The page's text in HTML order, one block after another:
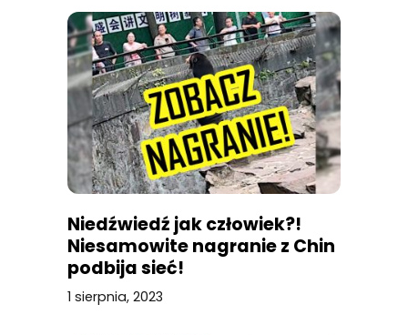
Niedźwiedź jak człowiek?!
Niesamowite nagranie z Chin
podbija sieć!
1 sierpnia, 2023